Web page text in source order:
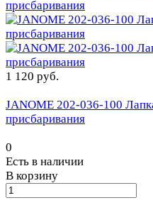
1 120 руб.
JANOME 202-036-100
присбаривания
0
Есть в наличии
В корзину